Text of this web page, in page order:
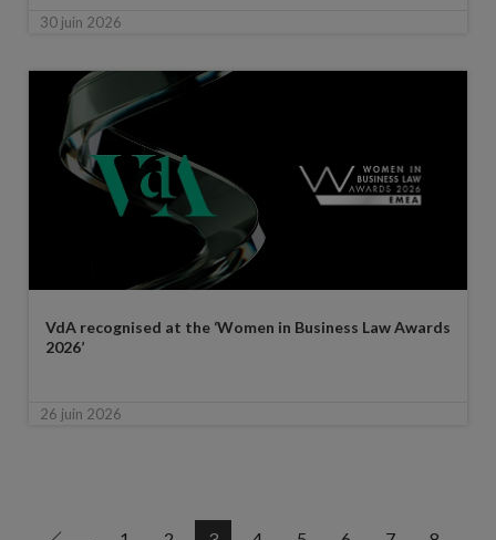
30 juin 2026
VdA recognised at the ‘Women in Business Law Awards
2026’
26 juin 2026